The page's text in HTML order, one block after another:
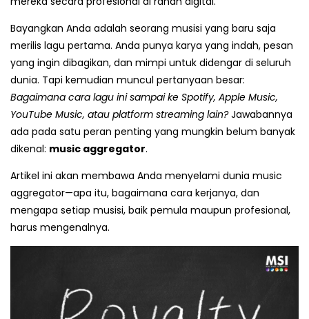
Bayangkan Anda adalah seorang musisi yang baru saja
merilis lagu pertama. Anda punya karya yang indah, pesan
yang ingin dibagikan, dan mimpi untuk didengar di seluruh
dunia. Tapi kemudian muncul pertanyaan besar:
Bagaimana cara lagu ini sampai ke Spotify, Apple Music,
YouTube Music, atau platform streaming lain?Jawabannya
ada pada satu peran penting yang mungkin belum banyak
dikenal: music aggregator.
Artikel ini akan membawa Anda menyelami dunia music
aggregator—apa itu, bagaimana cara kerjanya, dan
mengapa setiap musisi, baik pemula maupun profesional,
harus mengenalnya.